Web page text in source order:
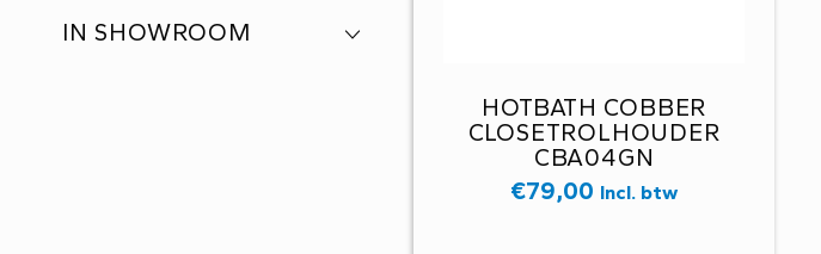
HOTBATH COBBER
CLOSETROLHOUDER
CBA04GN
€79,00 Incl. btw
IN SHOWROOM